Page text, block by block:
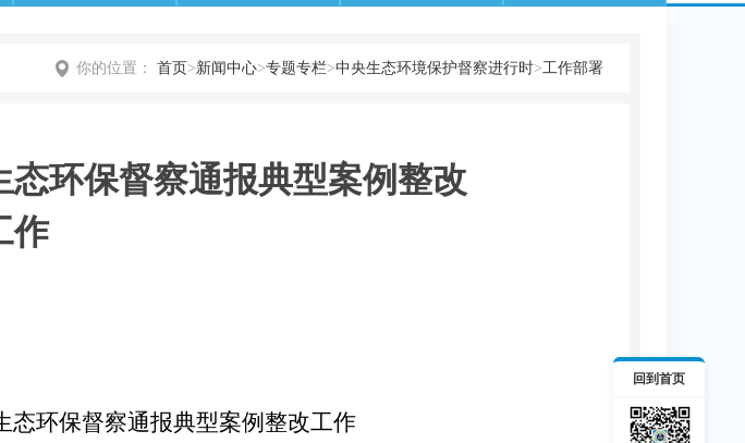
回到首页
你的位置： 首页>新闻中心>专题专栏>中央生态环境保护督察进行时>工作部署
环保督察通报典型案例整改
作
态环保督察通报典型案例整改工作